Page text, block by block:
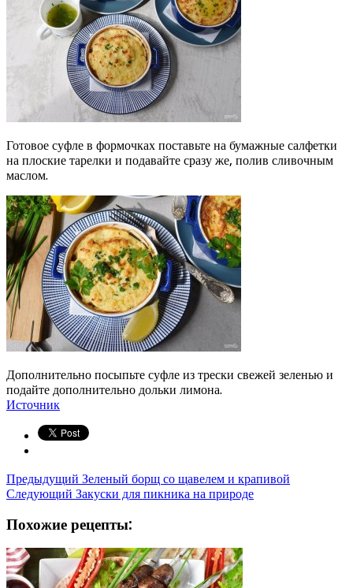
Готовое суфле в формочках поставьте на бумажные салфетки
на плоские тарелки и подавайте сразу же, полив сливочным
маслом.
Дополнительно посыпьте суфле из трески свежей зеленью и
подайте дополнительно дольки лимона.
Источник
Предыдущий Зеленый борщ со щавелем и крапивой
Следующий Закуски для пикника на природе
Похожие рецепты: